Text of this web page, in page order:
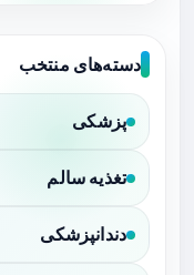
دسته‌های منتخب
پزشکی
تغذیه سالم
دندانپزشکی